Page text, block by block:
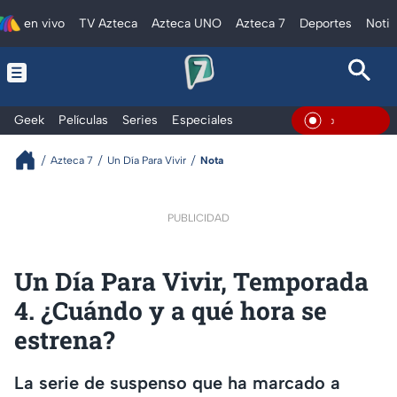
en vivo TV Azteca Azteca UNO Azteca 7 Deportes
Geek Películas Series Especiales En Vivo
Azteca 7 Un Día Para Vivir Nota
PUBLICIDAD
Un Día Para Vivir, Temporada
4. ¿Cuándo y a qué hora se
estrena?
La serie de suspenso que ha marcado a